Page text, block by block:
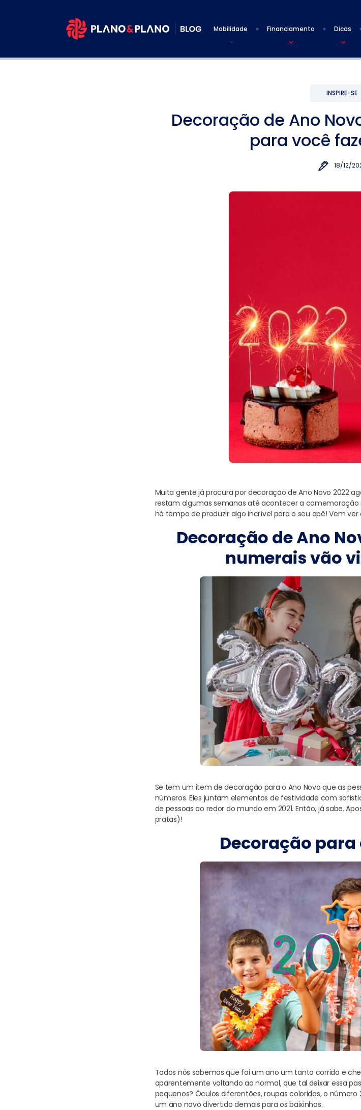
Mobilidade Financiamento Dicas
INSPIRE-SE
Decoração de Ano
para você
18/12/
Muita gente já procura por decoração de Ano Novo 2022
restam algumas semanas até acontecer a comemoração
há tempo de produzir algo incrível para o seu apê! Vem ver
Decoração de Ano
numerais vão
Se tem um item de decoração para o Ano Novo que as
números. Eles juntam elementos de festividade com
de pessoas ao redor do mundo em 2021. Então, já sabe.
pratas)!
Decoração
Todos nós sabemos que foi um ano um tanto corrido e
aparentemente voltando ao normal, que tal deixar essa
pequenos? Óculos diferentões, roupas coloridas, o
um ano novo divertido demais para os baixinhos.